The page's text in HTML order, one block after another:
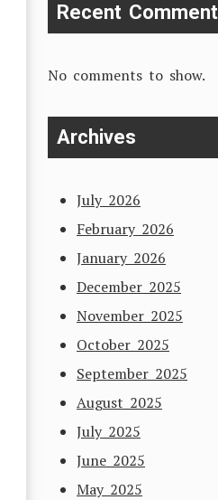
Recent
No comments to show.
Archives
July 2026
February 2026
January 2026
December 2025
November 2025
October 2025
September 2025
August 2025
July 2025
June 2025
May 2025